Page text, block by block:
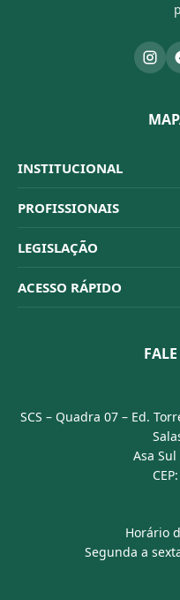
INSTITUCIONAL
Sistema CFBM
Quem Somos
Organograma
Conselheiros
PROFISSIONAIS
Habilitações
Código de Ética
Dúvidas Frequentes
LEGISLAÇÃO
Resoluções
ACESSO RÁPIDO
Portal Transparência
SCS – Quadra 07 – Ed.
Asa Sul
Horário
Segunda a